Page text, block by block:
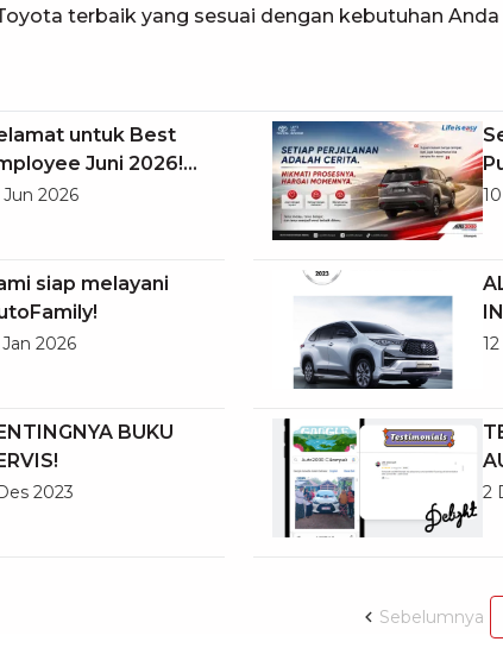
terbaik yang sesuai dengan kebutuhan Anda
untuk Best
Juni 2026!
Hari Ini,
Jun 2026
siap melayani
Jan 2026
BUKU
2023 2
Sebelumnya